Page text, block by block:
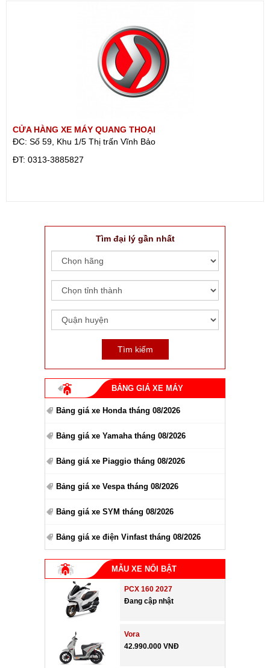
CỬA HÀNG XE MÁY QUANG THOẠI
ĐC: Số 59, Khu 1/5 Thị trấn Vĩnh Bảo
ÐT: 0313-3885827
Tìm đại lý gần nhất
BẢNG GIÁ XE MÁY
Bảng giá xe Honda tháng 08/2026
Bảng giá xe Yamaha tháng 08/2026
Bảng giá xe Piaggio tháng 08/2026
Bảng giá xe Vespa tháng 08/2026
Bảng giá xe SYM tháng 08/2026
Bảng giá xe điện Vinfast tháng 08/2026
MẪU XE NỔI BẬT
PCX 160 2027
Đang cập nhật
Vora
42.990.000 VNĐ